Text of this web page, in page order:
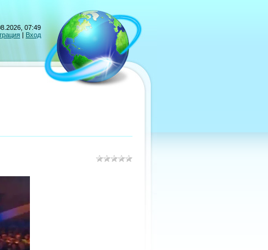
07:49
| Вход